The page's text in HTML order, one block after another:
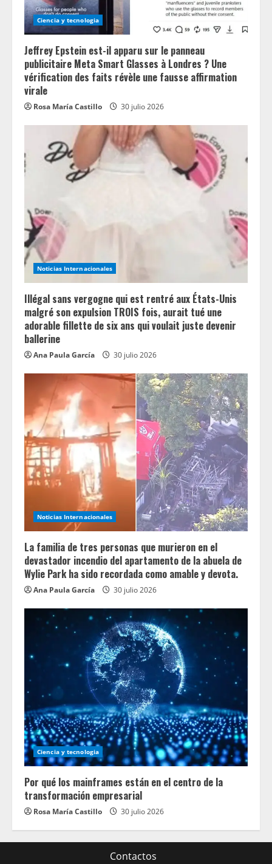
Ciencia y tecnologia
Jeffrey Epstein est-il apparu sur le panneau
publicitaire Meta Smart Glasses à Londres ? Une
vérification des faits révèle une fausse affirmation
virale
Rosa María Castillo 30 julio 2026
Noticias Internacionales
Illégal sans vergogne qui est rentré aux États-Unis
malgré son expulsion TROIS fois, aurait tué une
adorable fillette de six ans qui voulait juste devenir
ballerine
Ana Paula García 30 julio 2026
Noticias Internacionales
La familia de tres personas que murieron en el
devastador incendio del apartamento de la abuela de
Wylie Park ha sido recordada como amable y devota.
Ana Paula García 30 julio 2026
Ciencia y tecnologia
Por qué los mainframes están en el centro de la
transformación empresarial
Rosa María Castillo 30 julio 2026
Contactos